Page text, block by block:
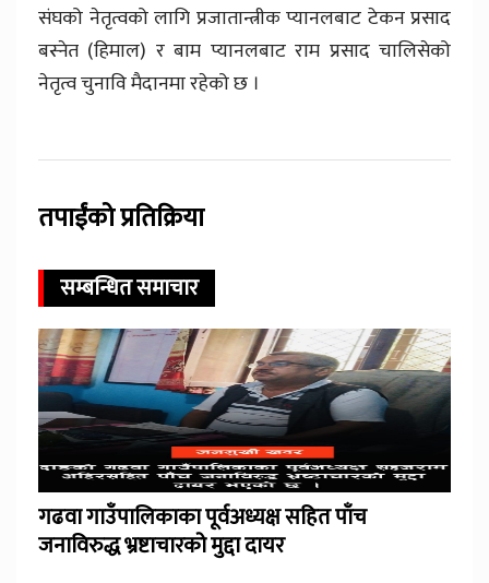
संघको नेतृत्वको लागि प्रजातान्त्रीक प्यानलबाट टेकन प्रसाद
बस्नेत (हिमाल) र बाम प्यानलबाट राम प्रसाद चालिसेको
नेतृत्व चुनावि मैदानमा रहेको छ ।
तपाईंको प्रतिक्रिया
सम्बन्धित समाचार
गढवा गाउँपालिकाका पूर्वअध्यक्ष सहित पाँच
जनाविरुद्ध भ्रष्टाचारको मुद्दा दायर